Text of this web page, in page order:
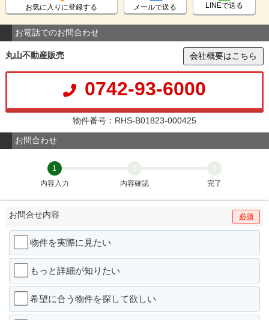
お気に入りに登録する メールで送る LINEで送る
お電話でのお問合わせ
丸山不動産販売 会社概要はこちら
0742-93-6000
物件番号：RHS-B01823-000425
お問合わせ
1
内容入力
2
内容確認
3
完了
お問合せ内容 必須
物件を実際に見たい
もっと詳細が知りたい
希望に合う物件を探して欲しい